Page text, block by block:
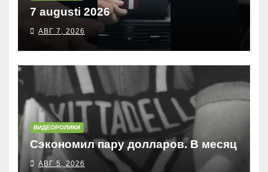
7 augusti 2026
АВГ 7, 2026
ВИДЕОРОЛИКИ
Сэкономил пару долларов. В месяц
АВГ 5, 2026